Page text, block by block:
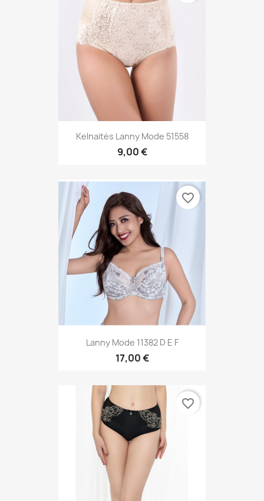
Kelnaitės Lanny Mode 51558
9,00 €
Lanny Mode 11382 D E F
17,00 €
favorite_border
favorite_border